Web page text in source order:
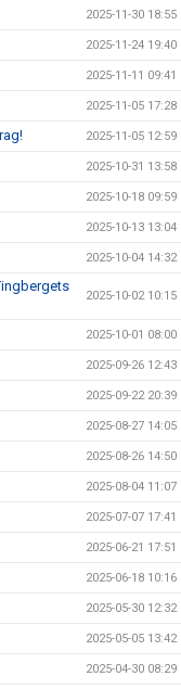
2025-11-30 18:55
2025-11-24 19:40
2025-11-11 09:41
2025-11-05 17:28
2025-11-05 12:59
2025-10-31 13:58
2025-10-18 09:59
2025-10-13 13:04
2025-10-04 14:32
2025-10-02 10:15
2025-10-01 08:00
2025-09-26 12:43
2025-09-22 20:39
2025-08-27 14:05
2025-08-26 14:50
2025-08-04 11:07
2025-07-07 17:41
2025-06-21 17:51
2025-06-18 10:16
2025-05-30 12:32
2025-05-05 13:42
2025-04-30 08:29